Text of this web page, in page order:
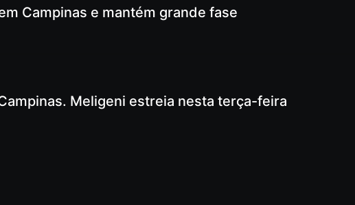
Campinas e mantém grande fase
Meligeni estreia nesta terça-feira